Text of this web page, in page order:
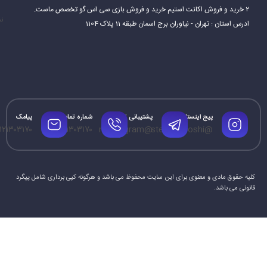
۲ خرید و فروش اکانت استیم خرید و فروش بازی سی اس گو تخصص ماست.
ادرس استان : تهران - نیاوران برج اسمان طبقه 11 پلاک 1104
پیج اینستاگرام
@steamforoshi
پشتیبانی تلگرام
@mrtelegram
شماره تماس
۰۹۱۲۱۳۰۳۱۷۰
پیامک
کلیه حقوق مادی و معنوی برای این سایت محفوظ می باشد و هرگونه کپی برداری شامل پیگرد
قانونی می باشد.